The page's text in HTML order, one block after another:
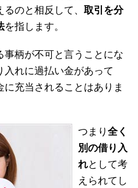
のと相反して、 取引を分
を指します。
柄が不可と言うことにな
入れに過払い金があって
充当されることはありま
つまり 全く
別の借り入
れとして考
えられてし